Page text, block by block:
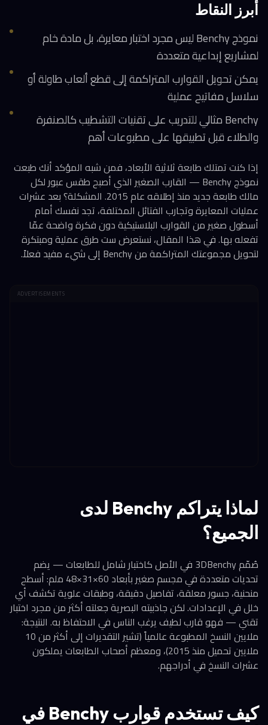
أبرز النقاط
نموذج Benchy ليس مجرد اختبار معايرة، بل مادة خام
لمشاريع إبداعية متعددة
يمكن تحويل القوارب المتراكمة إلى قطع ألعاب طاولة أو
سلاسل مفاتيح عملية
Benchy مثالي للتدريب على تقنيات التشطيب كالصنفرة
والطلاء قبل تطبيقها على مطبوعات أهم
إذا كنت تمتلك طابعة ثلاثية الأبعاد، فمن شبه المؤكد أنك طبعت
نموذج Benchy — القارب الصغير الذي أصبح طقس عبور لكل
مالك طابعة جديد منذ إطلاقه عام 2015. المشكلة؟ بعد عشرات
عمليات المعايرة وتجارب الفتائل المختلفة، تجد نفسك أمام
أسطول صغير من القوارب البلاستيكية دون فكرة واضحة عمّا
تفعله بها. في هذا المقال، نستعرض ست طرق عملية ومبتكرة
لتحويل مجموعتك المتراكمة من Benchy إلى شيء مفيد فعلاً.
ADVERTISEMENTS
لماذا يتراكم Benchy لدى
الجميع؟
صُمّم 3DBenchy في الأصل كاختبار شامل للطابعات — يضم
تحديات متعددة في مجسم صغير بأبعاد 60×31×48 ملم: أسطح
منحنية، جسور معلقة، تفاصيل دقيقة، وطبقات علوية تكشف أي
خلل في الإعدادات. لكن جاذبيته البصرية جعلته أكثر من مجرد اختبار
تقني — فهو قارب لطيف يرغب الناس في الاحتفاظ به. النتيجة:
ملايين النسخ المطبوعة عالمياً (تشير التقديرات إلى أكثر من 10
ملايين تحميل منذ 2015)، ومعظم أصحاب الطابعات يملكون
عشرات النسخ في أدراجهم.
كيف تستخدم قوارب Benchy في